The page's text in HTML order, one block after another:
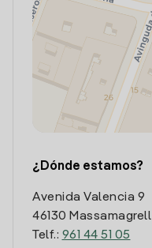
¿Dónde estamos?
Avenida Valencia 9
46130 Massamagrell
Telf.: 961 44 51 05